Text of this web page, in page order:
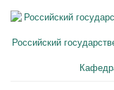
Российский